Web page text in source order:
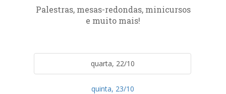
Palestras, mesas-redondas, minicursos
e muito mais!
quarta, 22/10
quinta, 23/10